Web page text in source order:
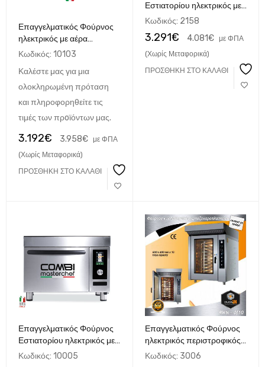
Επαγγελματικός Φούρνος
ηλεκτρικός με αέρα
ψηφιακός Staven 1064E
Κωδικός: 10103
Καλέστε μας για μια
ολοκληρωμένη πρόταση
και πληροφορηθείτε τις
τιμές των πρoϊόντων μας.
3.192€ 3.958€ με ΦΠΑ
(Χωρίς Μεταφορικά)
ΠΡΟΣΘΉΚΗ ΣΤΟ ΚΑΛΆΘΙ
Εστιατορίου ηλεκτρικός με
αέρα και υγρασία 10
Ηλεκτρικός North-EF900
Κωδικός: 2158
3.291€ 4.081€
με ΦΠΑ
(Χωρίς Μεταφορικά)
ΠΡΟΣΘΉΚΗ ΣΤΟ ΚΑΛΆΘΙ
Επαγγελματικός Φούρνος
Εστιατορίου ηλεκτρικός με
αέρα υψηλής ταχύτητας
Κωδικός: 10005
Επαγγελματικός Φούρνος
ηλεκτρικός περιστροφικός
με αέρα 10 λαμ. 60χ40
Κωδικός: 3006